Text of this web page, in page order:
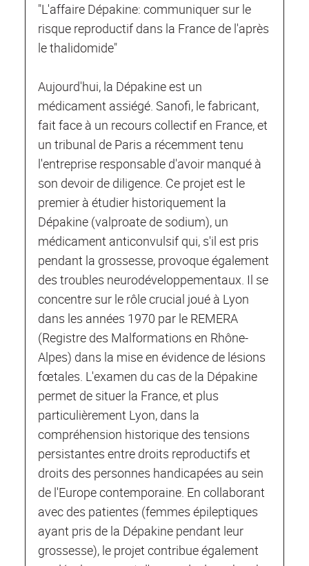
"L'affaire Dépakine: communiquer sur le
risque reproductif dans la France de l'après
le thalidomide"
Aujourd'hui, la Dépakine est un
médicament assiégé. Sanofi, le fabricant,
fait face à un recours collectif en France, et
un tribunal de Paris a récemment tenu
l'entreprise responsable d'avoir manqué à
son devoir de diligence. Ce projet est le
premier à étudier historiquement la
Dépakine (valproate de sodium), un
médicament anticonvulsif qui, s'il est pris
pendant la grossesse, provoque également
des troubles neurodéveloppementaux. Il se
concentre sur le rôle crucial joué à Lyon
dans les années 1970 par le REMERA
(Registre des Malformations en Rhône-
Alpes) dans la mise en évidence de lésions
fœtales. L'examen du cas de la Dépakine
permet de situer la France, et plus
particulièrement Lyon, dans la
compréhension historique des tensions
persistantes entre droits reproductifs et
droits des personnes handicapées au sein
de l'Europe contemporaine. En collaborant
avec des patientes (femmes épileptiques
ayant pris de la Dépakine pendant leur
grossesse), le projet contribue également